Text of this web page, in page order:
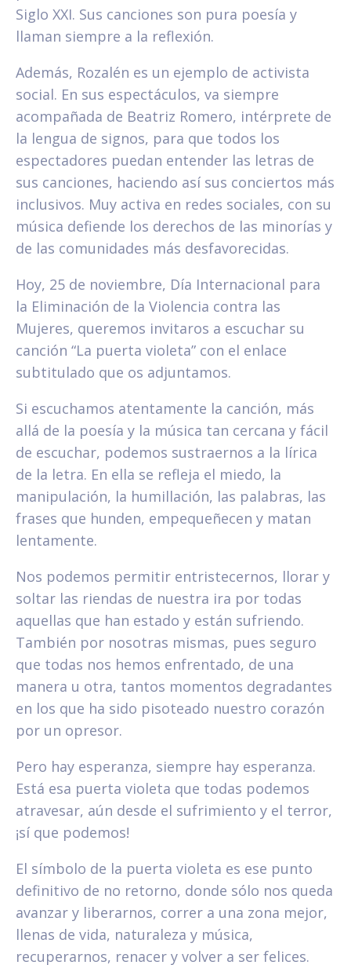
Siglo XXI. Sus canciones son pura poesía y
llaman siempre a la reflexión.
Además, Rozalén es un ejemplo de activista
social. En sus espectáculos, va siempre
acompañada de Beatriz Romero, intérprete de
la lengua de signos, para que todos los
espectadores puedan entender las letras de
sus canciones, haciendo así sus conciertos más
inclusivos. Muy activa en redes sociales, con su
música defiende los derechos de las minorías y
de las comunidades más desfavorecidas.
Hoy, 25 de noviembre, Día Internacional para
la Eliminación de la Violencia contra las
Mujeres, queremos invitaros a escuchar su
canción “La puerta violeta” con el enlace
subtitulado que os adjuntamos.
Si escuchamos atentamente la canción, más
allá de la poesía y la música tan cercana y fácil
de escuchar, podemos sustraernos a la lírica
de la letra. En ella se refleja el miedo, la
manipulación, la humillación, las palabras, las
frases que hunden, empequeñecen y matan
lentamente.
Nos podemos permitir entristecernos, llorar y
soltar las riendas de nuestra ira por todas
aquellas que han estado y están sufriendo.
También por nosotras mismas, pues seguro
que todas nos hemos enfrentado, de una
manera u otra, tantos momentos degradantes
en los que ha sido pisoteado nuestro corazón
por un opresor.
Pero hay esperanza, siempre hay esperanza.
Está esa puerta violeta que todas podemos
atravesar, aún desde el sufrimiento y el terror,
¡sí que podemos!
El símbolo de la puerta violeta es ese punto
definitivo de no retorno, donde sólo nos queda
avanzar y liberarnos, correr a una zona mejor,
llenas de vida, naturaleza y música,
recuperarnos, renacer y volver a ser felices.